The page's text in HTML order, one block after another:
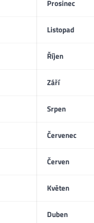
Prosinec
Listopad
Říjen
Září
Srpen
Červenec
Červen
Květen
Duben